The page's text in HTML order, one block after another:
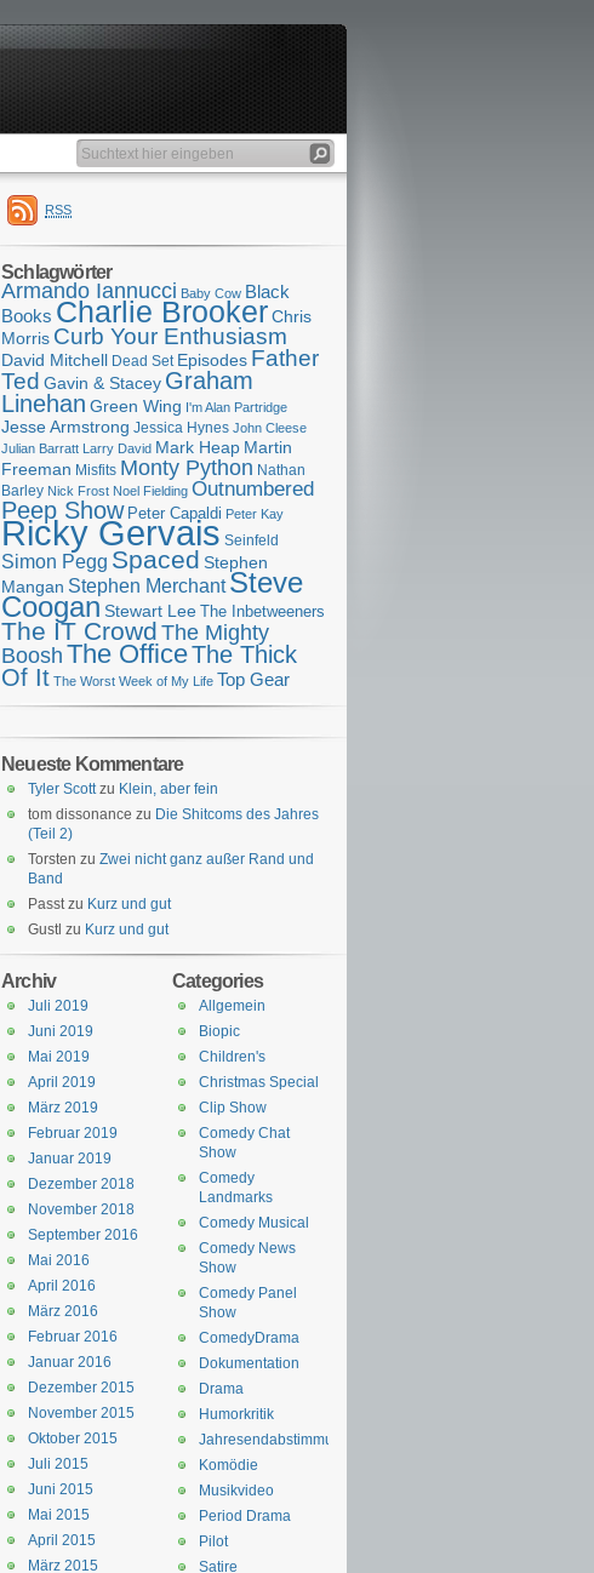
RSS
Schlagwörter
Armando Iannucci Baby Cow Black
Books Charlie BrookerChris
Morris Curb Your Enthusiasm
David Mitchell Dead Set Episodes Father
Ted Gavin & Stacey Graham
Linehan Green Wing I'm Alan Partridge
Jesse Armstrong Jessica Hynes John Cleese
Julian Barratt Larry David Mark Heap Martin
Freeman Misfits Monty Python Nathan
Barley Nick Frost Noel Fielding Outnumbered
Peep Show Peter Capaldi Peter Kay
Ricky Gervais Seinfeld
Simon Pegg Spaced Stephen
Mangan Stephen Merchant Steve
CooganStewart Lee The Inbetweeners
The IT Crowd The Mighty
Boosh The OfficeThe Thick
Of It The Worst Week of My Life Top Gear
Neueste Kommentare
Tyler Scottzu Klein, aber fein
tom dissonance zu Die Shitcoms des Jahres
(Teil 2)
Torsten zu Zwei nicht ganz außer Rand und
Band
Passtzu Kurz und gut
Gustl zu Kurz und gut
Categories
Allgemein
Biopic
Children's
Christmas Special
Clip Show
Comedy Chat
Show
Comedy
Landmarks
Comedy Musical
Comedy News
Show
Comedy Panel
Show
ComedyDrama
Dokumentation
Drama
Humorkritik
Jahresendabstimmung
Komödie
Musikvideo
Period Drama
Pilot
Satire
Archiv
Juli 2019
Juni 2019
Mai 2019
April 2019
März 2019
Februar 2019
Januar 2019
Dezember 2018
November 2018
September 2016
Mai 2016
April 2016
März 2016
Februar 2016
Januar 2016
Dezember 2015
November 2015
Oktober 2015
Juli 2015
Juni 2015
Mai 2015
April 2015
März 2015